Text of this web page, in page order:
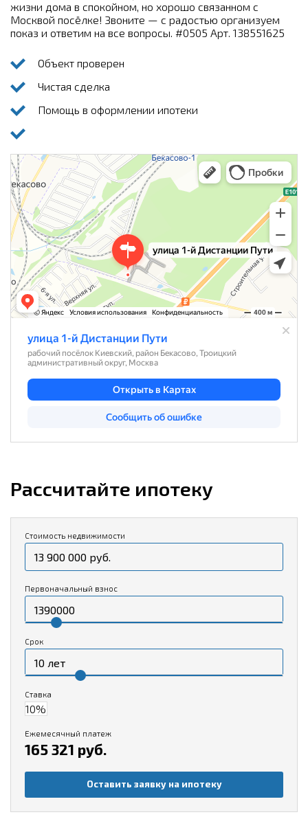
жизни дома в спокойном, но хорошо связанном с
Москвой посёлке! Звоните — с радостью организуем
показ и ответим на все вопросы. #0505 Арт. 138551625
Объект проверен
Чистая сделка
Помощь в оформлении ипотеки
Рассчитайте ипотеку
Стоимость недвижимости
Первоначальный взнос
Срок
Ставка
Ежемесячный платеж
165 321 руб.
Оставить заявку на ипотеку